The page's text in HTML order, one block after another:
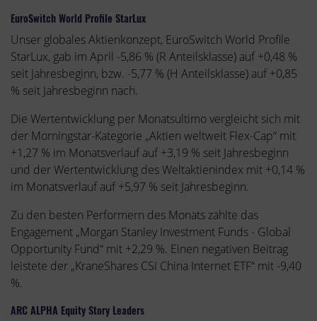
EuroSwitch World Profile StarLux
Unser globales Aktienkonzept, EuroSwitch World Profile
StarLux, gab im April -5,86 % (R Anteilsklasse) auf +0,48 %
seit Jahresbeginn, bzw. -5,77 % (H Anteilsklasse) auf +0,85
% seit Jahresbeginn nach.
Die Wertentwicklung per Monatsultimo vergleicht sich mit
der Morningstar-Kategorie „Aktien weltweit Flex-Cap“ mit
+1,27 % im Monatsverlauf auf +3,19 % seit Jahresbeginn
und der Wertentwicklung des Weltaktienindex mit +0,14 %
im Monatsverlauf auf +5,97 % seit Jahresbeginn.
Zu den besten Performern des Monats zählte das
Engagement „Morgan Stanley Investment Funds - Global
Opportunity Fund“ mit +2,29 %. Einen negativen Beitrag
leistete der „KraneShares CSI China Internet ETF“ mit -9,40
%.
ARC ALPHA Equity Story Leaders